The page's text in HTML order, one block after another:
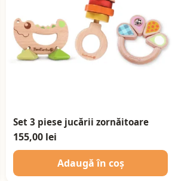
Set 3 piese jucării zornăitoare
155,00 lei
Adaugă în coș